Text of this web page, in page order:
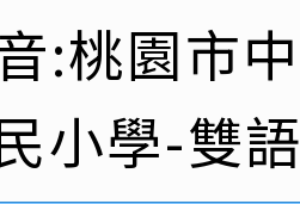
園市科展 國
師王老師、
四年二班張O
競賽國小朗
林老師
參加桃園市中
瑛教師榮獲教
參與2026世
:桃園市
小學-雙